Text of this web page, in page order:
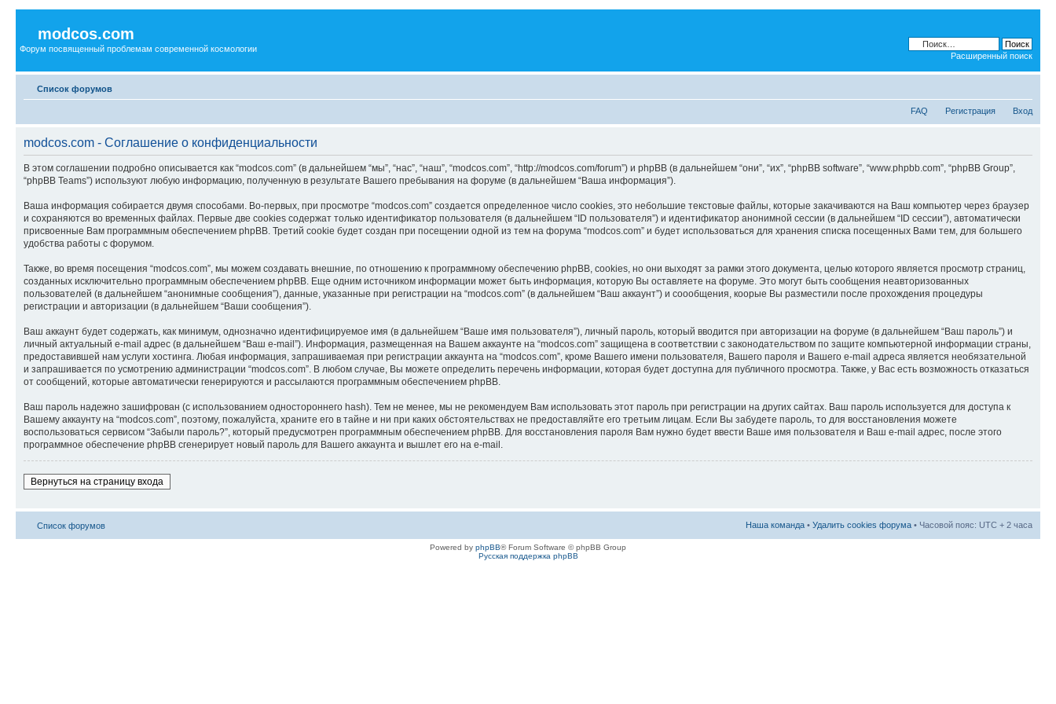
modcos.com
Форум посвященный проблемам современной космологии
Расширенный поиск
Список форумов
FAQ Регистрация Вход
modcos.com - Соглашение о конфиденциальности
В этом соглашении подробно описывается как “modcos.com” (в дальнейшем “мы”, “нас”, “наш”, “modcos.com”, “http://modcos.com/forum”) и phpBB (в дальнейшем “они”, “их”, “phpBB software”, “www.phpbb.com”, “phpBB Group”,
“phpBB Teams”) используют любую информацию, полученную в результате Вашего пребывания на форуме (в дальнейшем “Ваша информация”).
Ваша информация собирается двумя способами. Во-первых, при просмотре “modcos.com” создается определенное число cookies, это небольшие текстовые файлы, которые закачиваются на Ваш компьютер через браузер
и сохраняются во временных файлах. Первые две cookies содержат только идентификатор пользователя (в дальнейшем “ID пользователя”) и идентификатор анонимной сессии (в дальнейшем “ID сессии”), автоматически
присвоенные Вам программным обеспечением phpBB. Третий cookie будет создан при посещении одной из тем на форума “modcos.com” и будет использоваться для хранения списка посещенных Вами тем, для большего
удобства работы с форумом.
Также, во время посещения “modcos.com”, мы можем создавать внешние, по отношению к программному обеспечению phpBB, cookies, но они выходят за рамки этого документа, целью которого является просмотр страниц,
созданных исключительно программным обеспечением phpBB. Еще одним источником информации может быть информация, которую Вы оставляете на форуме. Это могут быть сообщения неавторизованных
пользователей (в дальнейшем “анонимные сообщения”), данные, указанные при регистрации на “modcos.com” (в дальнейшем “Ваш аккаунт”) и соообщения, коорые Вы разместили после прохождения процедуры
регистрации и авторизации (в дальнейшем “Ваши сообщения”).
Ваш аккаунт будет содержать, как минимум, однозначно идентифицируемое имя (в дальнейшем “Ваше имя пользователя”), личный пароль, который вводится при авторизации на форуме (в дальнейшем “Ваш пароль”) и
личный актуальный e-mail адрес (в дальнейшем “Ваш e-mail”). Информация, размещенная на Вашем аккаунте на “modcos.com” защищена в соответствии с законодательством по защите компьютерной информации страны,
предоставившей нам услуги хостинга. Любая информация, запрашиваемая при регистрации аккаунта на “modcos.com”, кроме Вашего имени пользователя, Вашего пароля и Вашего e-mail адреса является необязательной
и запрашивается по усмотрению администрации “modcos.com”. В любом случае, Вы можете определить перечень информации, которая будет доступна для публичного просмотра. Также, у Вас есть возможность отказаться
от сообщений, которые автоматически генерируются и рассылаются программным обеспечением phpBB.
Ваш пароль надежно зашифрован (с использованием одностороннего hash). Тем не менее, мы не рекомендуем Вам использовать этот пароль при регистрации на других сайтах. Ваш пароль используется для доступа к
Вашему аккаунту на “modcos.com”, поэтому, пожалуйста, храните его в тайне и ни при каких обстоятельствах не предоставляйте его третьим лицам. Если Вы забудете пароль, то для восстановления можете
воспользоваться сервисом “Забыли пароль?”, который предусмотрен программным обеспечением phpBB. Для восстановления пароля Вам нужно будет ввести Ваше имя пользователя и Ваш e-mail адрес, после этого
программное обеспечение phpBB сгенерирует новый пароль для Вашего аккаунта и вышлет его на e-mail.
Вернуться на страницу входа
Список форумов Наша команда • Удалить cookies форума • Часовой пояс: UTC + 2 часа
Powered by phpBB® Forum Software © phpBB Group
Русская поддержка phpBB